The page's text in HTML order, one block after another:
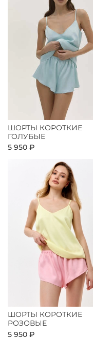
ШОРТЫ КОРОТКИЕ
ГОЛУБЫЕ
5 950 ₽
ШОРТЫ КОРОТКИЕ
РОЗОВЫЕ
5 950 ₽